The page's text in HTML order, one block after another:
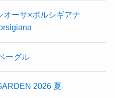
ーサ×ボルシギアナ
ーグル
2026 夏